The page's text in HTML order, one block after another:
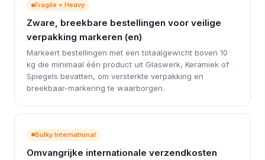
Fragile + Heavy
Zware, breekbare bestellingen voor veilige
verpakking markeren (en)
Markeert bestellingen met een totaalgewicht boven 10
kg die minimaal één product uit Glaswerk, Keramiek of
Spiegels bevatten, om versterkte verpakking en
breekbaar-markering te waarborgen.
Bulky International
Omvangrijke internationale verzendkosten